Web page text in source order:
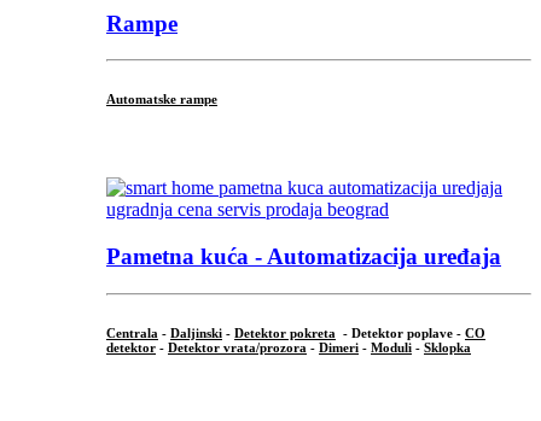
Rampe
Automatske rampe
Pametna kuća - Automatizacija uređaja
Centrala - Daljinski - Detektor pokreta - Detektor poplave - CO
detektor - Detektor vrata/prozora - Dimeri - Moduli - Sklopka